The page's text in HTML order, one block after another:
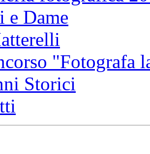
e Dame
"Fotografa
Storici